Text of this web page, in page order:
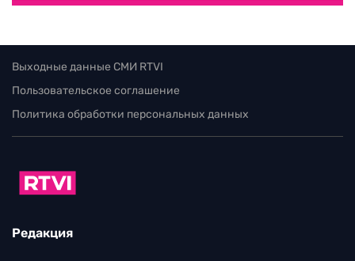
Выходные данные СМИ RTVI
Пользовательское соглашение
Политика обработки персональных данных
Редакция